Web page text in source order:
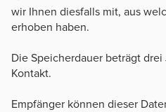
wir Ihnen diesfalls mit, aus
erhoben haben.
Die Speicherdauer beträgt
Kontakt.
Empfänger können dieser